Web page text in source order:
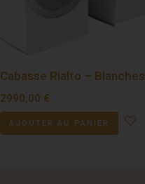
Cabasse Rialto – Blanches
2990,00 €
AJOUTER AU PANIER